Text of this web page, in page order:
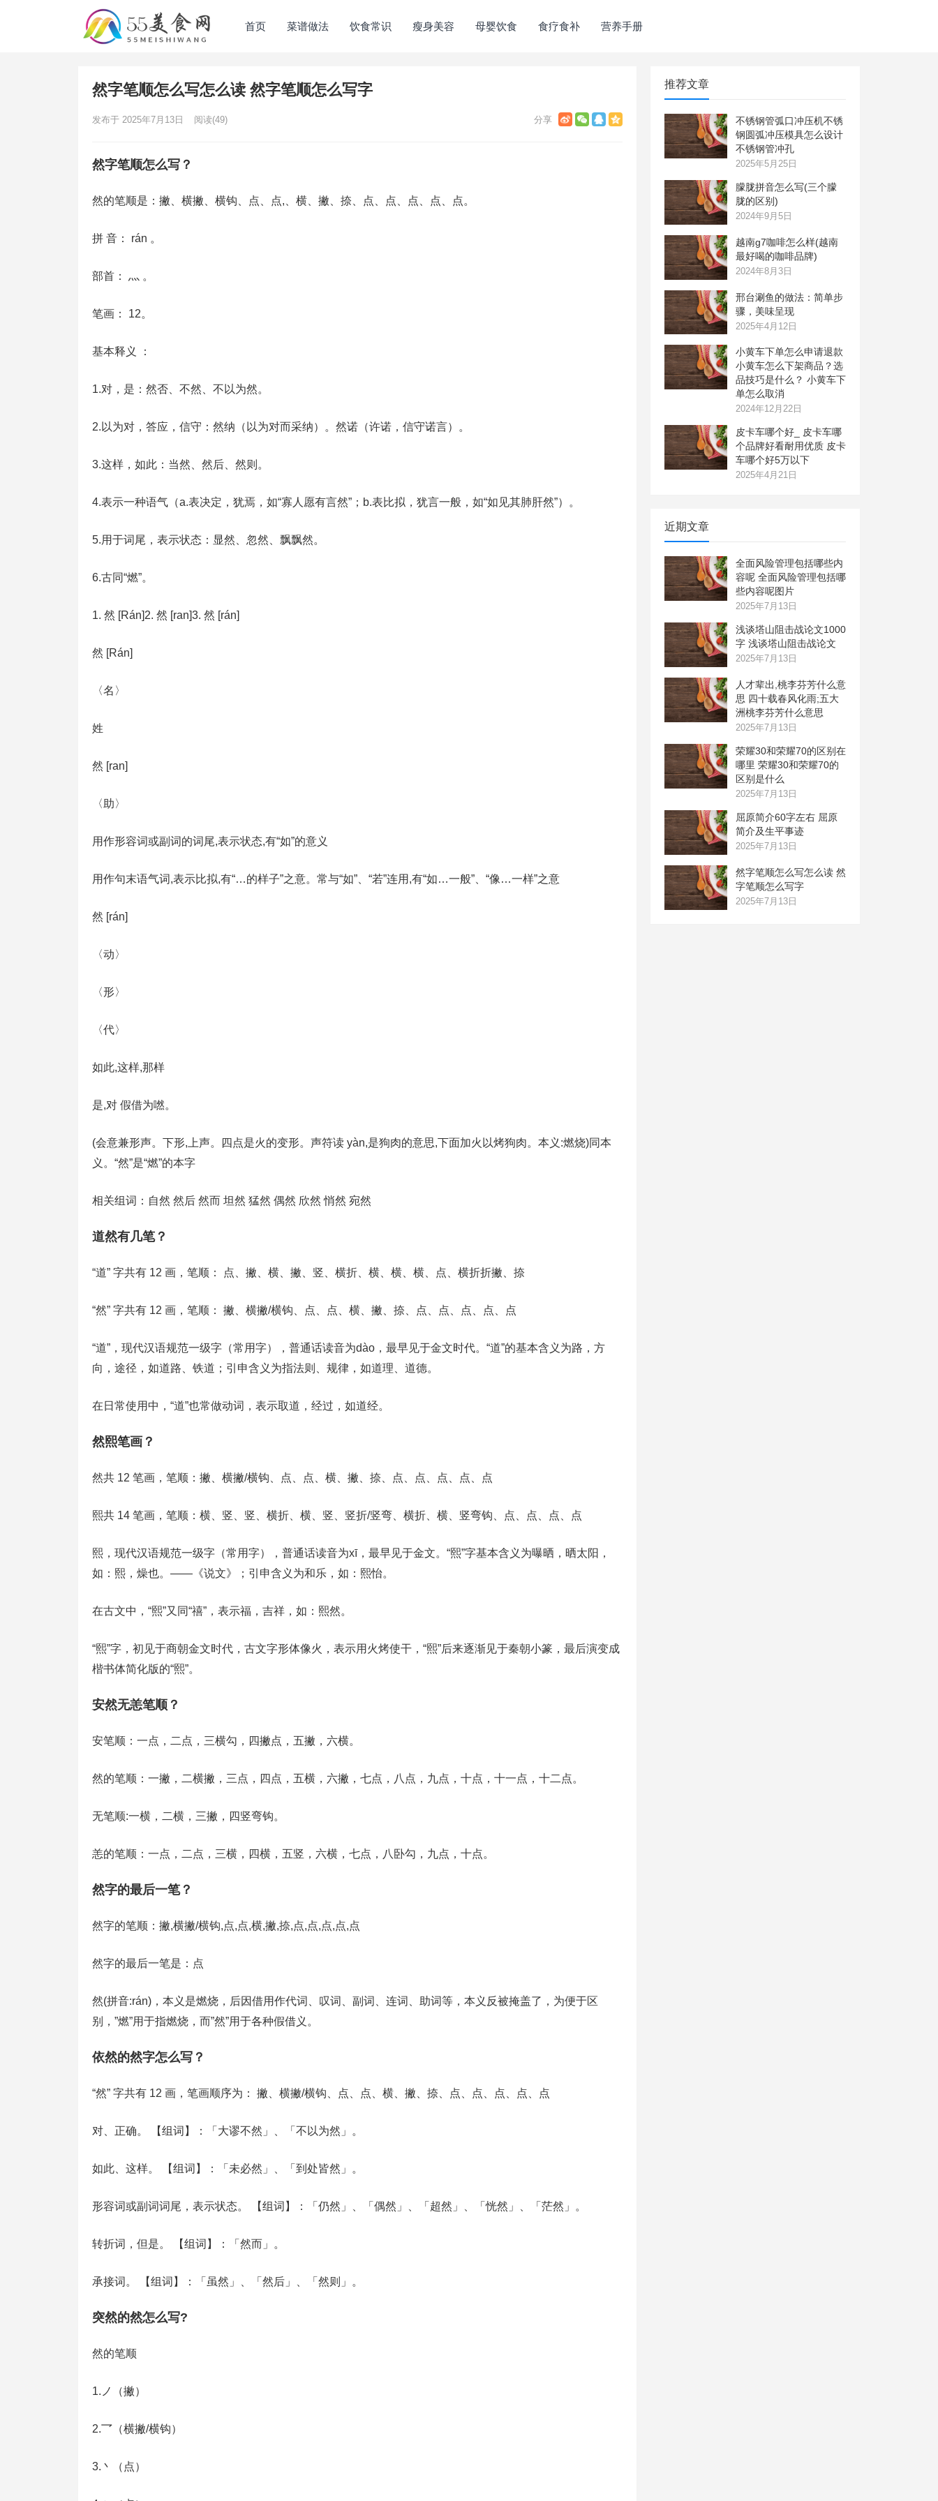
首页 菜谱做法 饮食常识 瘦身美容 母婴饮食 食疗食补 营养手册
然字笔顺怎么写怎么读 然字笔顺怎么写字
发布于 2025年7月13日 阅读(49)
然字笔顺怎么写？
然的笔顺是：撇、横撇、横钩、点、点,、横、撇、捺、点、点、点、点、点。
拼 音： rán 。
部首： 灬 。
笔画： 12。
基本释义 ：
1.对，是：然否、不然、不以为然。
2.以为对，答应，信守：然纳（以为对而采纳）。然诺（许诺，信守诺言）。
3.这样，如此：当然、然后、然则。
4.表示一种语气（a.表决定，犹焉，如“寡人愿有言然”；b.表比拟，犹言一般，如“如见其肺肝然”）。
5.用于词尾，表示状态：显然、忽然、飘飘然。
6.古同“燃”。
1. 然 [Rán]2. 然 [ran]3. 然 [rán]
然 [Rán]
〈名〉
姓
然 [ran]
〈助〉
用作形容词或副词的词尾,表示状态,有“如”的意义
用作句末语气词,表示比拟,有“…的样子”之意。常与“如”、“若”连用,有“如…一般”、“像…一样”之意
然 [rán]
〈动〉
〈形〉
〈代〉
如此,这样,那样
是,对 假借为嘫。
(会意兼形声。下形,上声。四点是火的变形。声符读 yàn,是狗肉的意思,下面加火以烤狗肉。本义:燃烧)同本
义。“然”是“燃”的本字
相关组词：自然 然后 然而 坦然 猛然 偶然 欣然 悄然 宛然
道然有几笔？
“道” 字共有 12 画，笔顺： 点、撇、横、撇、竖、横折、横、横、横、点、横折折撇、捺
“然” 字共有 12 画，笔顺： 撇、横撇/横钩、点、点、横、撇、捺、点、点、点、点、点
“道”，现代汉语规范一级字（常用字），普通话读音为dào，最早见于金文时代。“道”的基本含义为路，方
向，途径，如道路、铁道；引申含义为指法则、规律，如道理、道德。
在日常使用中，“道”也常做动词，表示取道，经过，如道经。
然熙笔画？
然共 12 笔画，笔顺：撇、横撇/横钩、点、点、横、撇、捺、点、点、点、点、点
熙共 14 笔画，笔顺：横、竖、竖、横折、横、竖、竖折/竖弯、横折、横、竖弯钩、点、点、点、点
熙，现代汉语规范一级字（常用字），普通话读音为xī，最早见于金文。“熙”字基本含义为曝晒，晒太阳，
如：熙，燥也。——《说文》；引申含义为和乐，如：熙怡。
在古文中，“熙”又同“禧”，表示福，吉祥，如：熙然。
“熙”字，初见于商朝金文时代，古文字形体像火，表示用火烤使干，“熙”后来逐渐见于秦朝小篆，最后演变成
楷书体简化版的“熙”。
安然无恙笔顺？
安笔顺：一点，二点，三横勾，四撇点，五撇，六横。
然的笔顺：一撇，二横撇，三点，四点，五横，六撇，七点，八点，九点，十点，十一点，十二点。
无笔顺:一横，二横，三撇，四竖弯钩。
恙的笔顺：一点，二点，三横，四横，五竖，六横，七点，八卧勾，九点，十点。
然字的最后一笔？
然字的笔顺：撇,横撇/横钩,点,点,横,撇,捺,点,点,点,点,点
然字的最后一笔是：点
然(拼音:rán)，本义是燃烧，后因借用作代词、叹词、副词、连词、助词等，本义反被掩盖了，为便于区
别，”燃”用于指燃烧，而”然”用于各种假借义。
依然的然字怎么写？
“然” 字共有 12 画，笔画顺序为： 撇、横撇/横钩、点、点、横、撇、捺、点、点、点、点、点
对、正确。 【组词】：「大谬不然」、「不以为然」。
如此、这样。 【组词】：「未必然」、「到处皆然」。
形容词或副词词尾，表示状态。 【组词】：「仍然」、「偶然」、「超然」、「恍然」、「茫然」。
转折词，但是。 【组词】：「然而」。
承接词。 【组词】：「虽然」、「然后」、「然则」。
突然的然怎么写?
然的笔顺
1.ノ（撇）
2.乛（横撇/横钩）
3.丶（点）
推荐文章
不锈钢管弧口冲压机不锈
钢圆弧冲压模具怎么设计
不锈钢管冲孔
2025年5月25日
朦胧拼音怎么写(三个朦
胧的区别)
2024年9月5日
越南g7咖啡怎么样(越南
最好喝的咖啡品牌)
2024年8月3日
邢台涮鱼的做法：简单步
骤，美味呈现
2025年4月12日
小黄车下单怎么申请退款
小黄车怎么下架商品？选
品技巧是什么？ 小黄车下
单怎么取消
2024年12月22日
皮卡车哪个好_ 皮卡车哪
个品牌好看耐用优质 皮卡
车哪个好5万以下
2025年4月21日
近期文章
全面风险管理包括哪些内
容呢 全面风险管理包括哪
些内容呢图片
2025年7月13日
浅谈塔山阻击战论文1000
字 浅谈塔山阻击战论文
2025年7月13日
人才辈出,桃李芬芳什么意
思 四十载春风化雨;五大
洲桃李芬芳什么意思
2025年7月13日
荣耀30和荣耀70的区别在
哪里 荣耀30和荣耀70的
区别是什么
2025年7月13日
屈原简介60字左右 屈原
简介及生平事迹
2025年7月13日
然字笔顺怎么写怎么读 然
字笔顺怎么写字
2025年7月13日